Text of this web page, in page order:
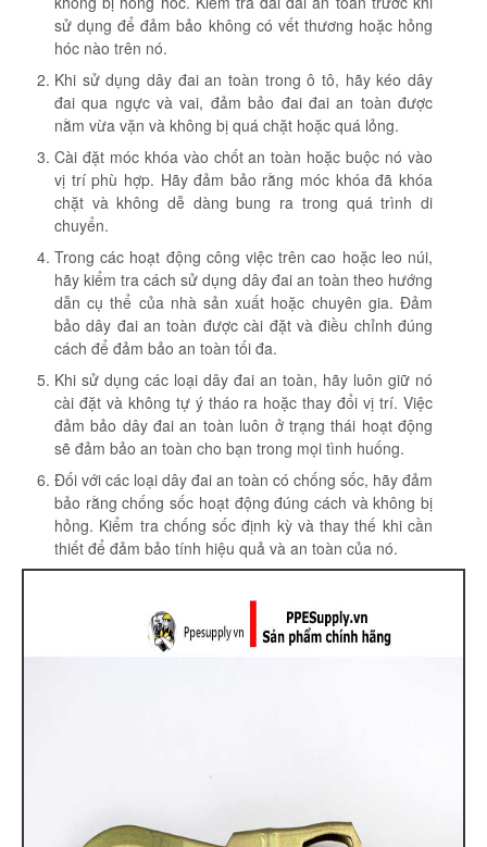
sử dụng để đảm bảo không có vết thương hoặc hỏng
hóc nào trên nó.
Khi sử dụng dây đai an toàn trong ô tô, hãy kéo dây
đai qua ngực và vai, đảm bảo đai đai an toàn được
nằm vừa vặn và không bị quá chặt hoặc quá lỏng.
Cài đặt móc khóa vào chốt an toàn hoặc buộc nó vào
vị trí phù hợp. Hãy đảm bảo rằng móc khóa đã khóa
chặt và không dễ dàng bung ra trong quá trình di
chuyển.
Trong các hoạt động công việc trên cao hoặc leo núi,
hãy kiểm tra cách sử dụng dây đai an toàn theo hướng
dẫn cụ thể của nhà sản xuất hoặc chuyên gia. Đảm
bảo dây đai an toàn được cài đặt và điều chỉnh đúng
cách để đảm bảo an toàn tối đa.
Khi sử dụng các loại dây đai an toàn, hãy luôn giữ nó
cài đặt và không tự ý tháo ra hoặc thay đổi vị trí. Việc
đảm bảo dây đai an toàn luôn ở trạng thái hoạt động
sẽ đảm bảo an toàn cho bạn trong mọi tình huống.
Đối với các loại dây đai an toàn có chống sốc, hãy đảm
bảo rằng chống sốc hoạt động đúng cách và không bị
hỏng. Kiểm tra chống sốc định kỳ và thay thế khi cần
thiết để đảm bảo tính hiệu quả và an toàn của nó.